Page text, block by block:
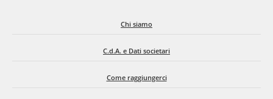
Chi siamo
C.d.A. e Dati societari
Come raggiungerci